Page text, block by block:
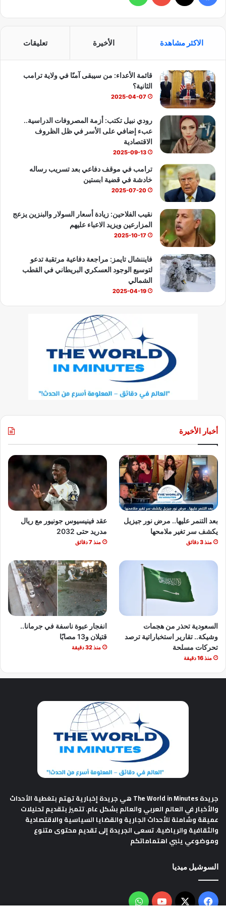
ي
و
ك
X
Y
T
u
e
ا
ا
ب
الاكثر مشاهدة الأخيرة تعليقات
قائمة الأعداء: من سيبقى آمنًا في ولاية ترامب
الثانية؟
2025-04-07
رودي نبيل تكتب: أزمة المصروفات الدراسية..
عبء إضافي على الأسر في ظل الظروف
الاقتصادية
2025-09-13
ترامب في موقف دفاعي بعد تسريب رساله
خادشة في قضية ابستين
2025-07-20
نقيب الفلاحين: زيادة أسعار السولار والبنزين يزعج
المزارعين ويزيد الاعباء عليهم
2025-10-17
فايننشال تايمز: مراجعة دفاعية مرتقبة تدعو
لتوسيع الوجود العسكري البريطاني في القطب
الشمالي
2025-04-19
أخبار الأخيرة
بعد التنمر عليها.. مرض نور جيزيل
يكشف سر تغير ملامحها
منذ 3 دقائق
عقد فينيسيوس جونيور مع ريال
مدريد حتى 2032
منذ 7 دقائق
السعودية تحذر من هجمات
وشيكة.. تقارير استخباراتية ترصد
تحركات مسلحة
منذ 16 دقيقة
انفجار عبوة ناسفة في جرمانا..
قتيلان و13 مصابًا
منذ 32 دقيقة
جريدة The World in Minutes
هي جريدة إخبارية تهتم بتغطية الأحداث
والأخبار في العالم العربي والعالم بشكل عام. تتميز بتقديم تحليلات
عميقة وشاملة للأحداث الجارية والقضايا السياسية والاقتصادية
والثقافية والرياضية. تسعى الجريدة إلى تقديم محتوى متنوع
وموضوعي يلبي اهتماماتكم
السوشيل ميديا
فيسبوك
‫X
‫YouTubeواتساب